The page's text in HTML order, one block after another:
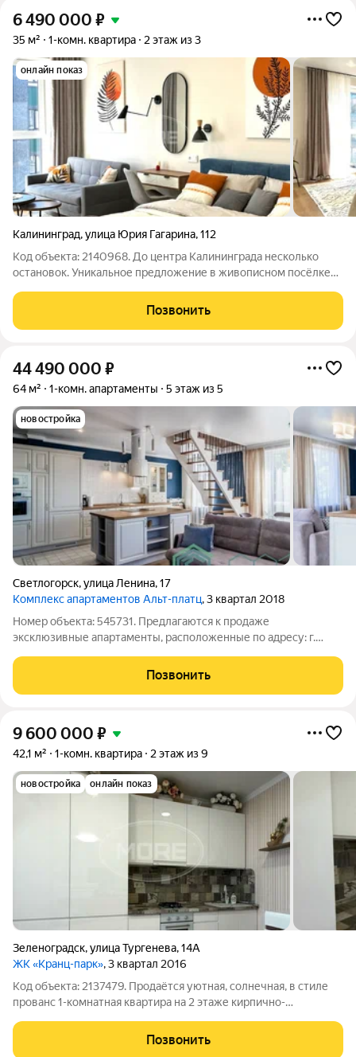
6 490 000 ₽
35 м² 1-комн. квартира 2 этаж из 3
онлайн показ
Калининград,улица Юрия Гагарина,112
Код объекта: 2140968. До центра Калининграда несколько
остановок. Уникальное предложение в живописном посёлке
укомплектованная красивая квартира площадью 35 кв. м в
кирпичном доме, 2025 год. Квартира
Позвонить
44 490 000 ₽
64 м² 1-комн. апартаменты 5 этаж из 5
новостройка
Светлогорск,улица Ленина,17
Комплекс апартаментов Альт-платц, 3 квартал 2018
Номер объекта: 545731. Предлагаются к продаже
эксклюзивные апартаменты, расположенные по адресу: г.
терраса с панорамным видом
Позвонить
9 600 000 ₽
42,1 м² 1-комн. квартира 2 этаж из 9
новостройка онлайн показ
Зеленоградск,улица Тургенева,14А
ЖК «Кранц-парк», 3 квартал 2016
Код объекта: 2137479. Продаётся уютная, солнечная, в стиле
прованс 1-комнaтнaя квартира на 2 этаже кирпично-
Тургенева в одном из самых лучших жк Зеленоградска - ЖК
«Кранц парк». Ориентир: улицы
Позвонить